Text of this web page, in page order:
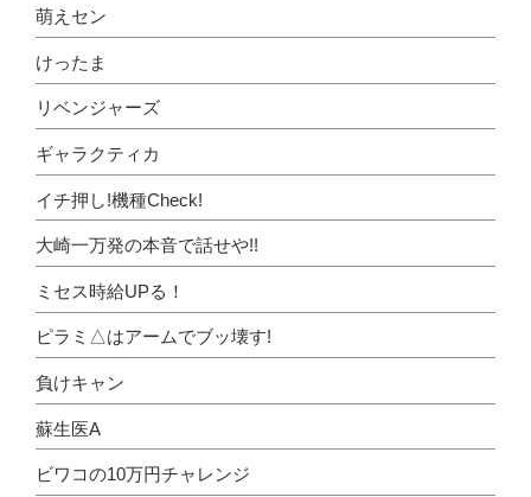
萌えセン
けったま
リベンジャーズ
ギャラクティカ
イチ押し!機種Check!
大崎一万発の本音で話せや!!
ミセス時給UPる！
ピラミ△はアームでブッ壊す!
負けキャン
蘇生医A
ビワコの10万円チャレンジ